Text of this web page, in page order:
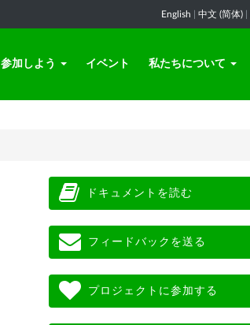
English 中文 (简体)
参加しよう イベント 私たちについて
ドキュメントを読む
フィードバックを送る
プロジェクトに参加する